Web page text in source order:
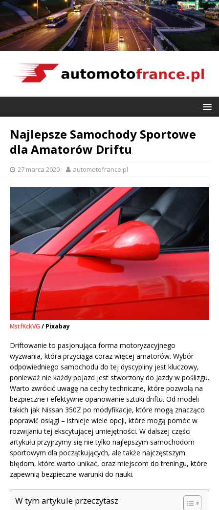
Najlepsze Samochody Sportowe
dla Amatorów Driftu
27 marca 2020 automotofrance.pl
MstfKckVG / Pixabay
Driftowanie to pasjonująca forma motoryzacyjnego
wyzwania, która przyciąga coraz więcej amatorów. Wybór
odpowiedniego samochodu do tej dyscypliny jest kluczowy,
ponieważ nie każdy pojazd jest stworzony do jazdy w poślizgu.
Warto zwrócić uwagę na cechy techniczne, które pozwolą na
bezpieczne i efektywne opanowanie sztuki driftu. Od modeli
takich jak Nissan 350Z po modyfikacje, które mogą znacząco
poprawić osiągi – istnieje wiele opcji, które mogą pomóc w
rozwijaniu tej ekscytującej umiejętności. W dalszej części
artykułu przyjrzymy się nie tylko najlepszym samochodom
sportowym dla początkujących, ale także najczęstszym
błędom, które warto unikać, oraz miejscom do treningu, które
zapewnią bezpieczne warunki do nauki.
W tym artykule przeczytasz